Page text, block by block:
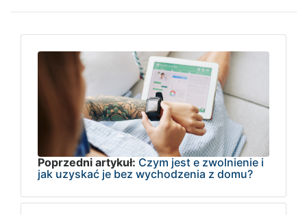
Poprzedni artykuł: Czym jest e zwolnienie i
jak uzyskać je bez wychodzenia z domu?